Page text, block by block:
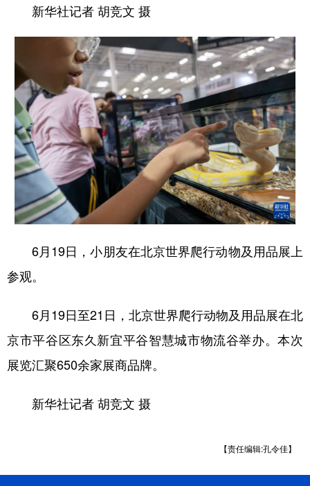
新华社记者 胡竞文 摄
6月19日，小朋友在北京世界爬行动物及用品展上
参观。
6月19日至21日，北京世界爬行动物及用品展在北
京市平谷区东久新宜平谷智慧城市物流谷举办。本次
展览汇聚650余家展商品牌。
新华社记者 胡竞文 摄
【责任编辑:孔令佳】